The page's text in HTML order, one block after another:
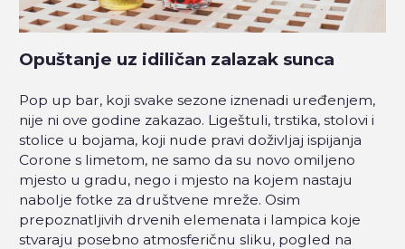
Opuštanje uz idiličan zalazak sunca
Pop up bar, koji svake sezone iznenadi uređenjem,
nije ni ove godine zakazao. Ligeštuli, trstika, stolovi i
stolice u bojama, koji nude pravi doživljaj ispijanja
Corone s limetom, ne samo da su novo omiljeno
mjesto u gradu, nego i mjesto na kojem nastaju
nabolje fotke za društvene mreže. Osim
prepoznatljivih drvenih elemenata i lampica koje
stvaraju posebno atmosferičnu sliku, pogled na